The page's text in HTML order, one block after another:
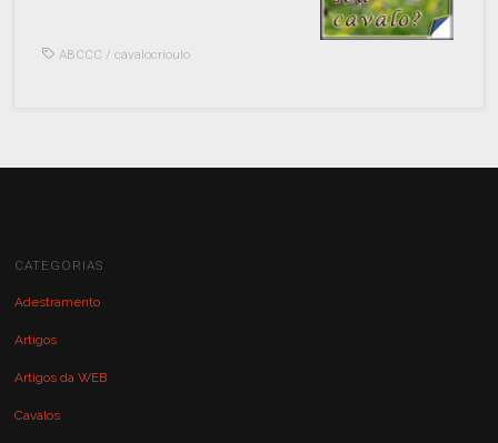
ABCCC / cavalocrioulo
CATEGORIAS
Adestramento
Artigos
Artigos da WEB
Cavalos